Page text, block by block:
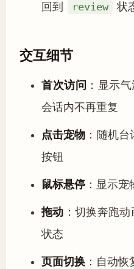
回到
review 状
交互细节
首次访问 ：显示
会话内不再重复
点击宠物 ：随机
按钮
鼠标悬停 ：显示宠
拖动 ：切换奔跑
状态
页面切换 ：自动